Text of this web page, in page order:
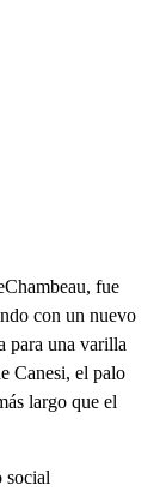
fue
con un nuevo
para una varilla
Canesi, el palo
largo que el
social